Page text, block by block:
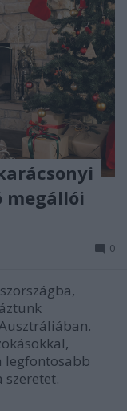
megállói
0
legfontosabb
szeretet.